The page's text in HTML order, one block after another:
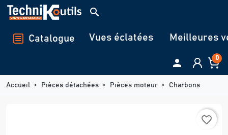
Panneau de gestion des cookies
search
Catalogue Vues éclatées Meilleures
 0
Accueil Pièces détachées Pièces moteur Charbons
favorite_border